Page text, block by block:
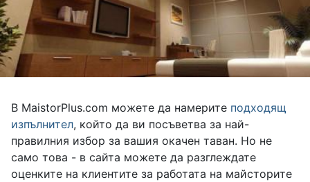
В MaistorPlus.com можете да намерите подходящ
изпълнител, който да ви посъветва за най-
правилния избор за вашия окачен таван. Но не
само това - в сайта можете да разглеждате
оценките на клиентите за работата на майсторите